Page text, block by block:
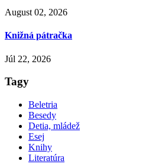
August 02, 2026
Knižná pátračka
Júl 22, 2026
Tagy
Beletria
Besedy
Detia, mládež
Esej
Knihy
Literatúra